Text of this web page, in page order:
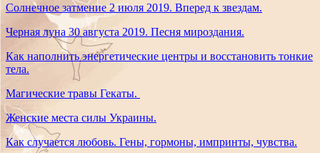
Солнечное затмение 2 июля 2019. Вперед к звездам.
Черная луна 30 августа 2019. Песня мироздания.
Как наполнить энергетические центры и восстановить тонкие
тела.
Магические травы Гекаты.
Женские места силы Украины.
Как случается любовь. Гены, гормоны, импринты, чувства.